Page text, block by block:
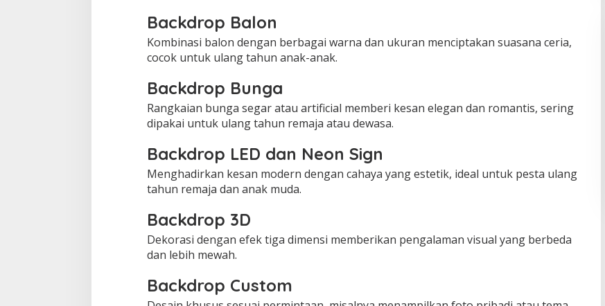
Backdrop Balon
Kombinasi balon dengan berbagai warna dan ukuran menciptakan suasana ceria,
cocok untuk ulang tahun anak-anak.
Backdrop Bunga
Rangkaian bunga segar atau artificial memberi kesan elegan dan romantis, sering
dipakai untuk ulang tahun remaja atau dewasa.
Backdrop LED dan Neon Sign
Menghadirkan kesan modern dengan cahaya yang estetik, ideal untuk pesta ulang
tahun remaja dan anak muda.
Backdrop 3D
Dekorasi dengan efek tiga dimensi memberikan pengalaman visual yang berbeda
dan lebih mewah.
Backdrop Custom